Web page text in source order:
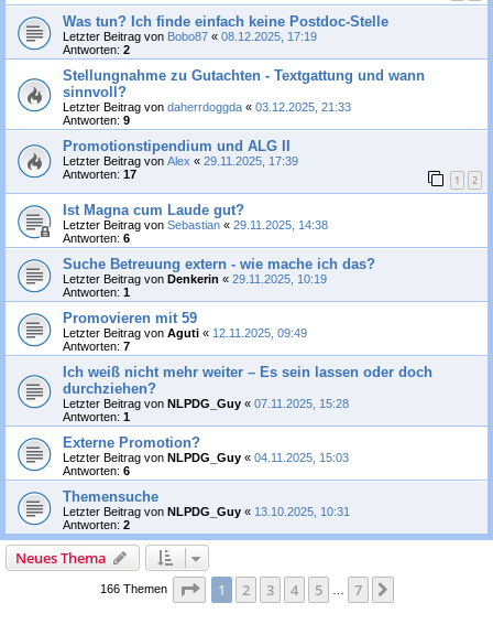
Was tun? Ich finde einfach keine Postdoc-Stelle
Letzter Beitrag von Bobo87 « 08.12.2025, 17:19
Antworten: 2
Stellungnahme zu Gutachten - Textgattung und wann
sinnvoll?
Letzter Beitrag von daherrdoggda « 03.12.2025, 21:33
Antworten: 9
Promotionstipendium und ALG II
Letzter Beitrag von Alex « 29.11.2025, 17:39
Antworten: 17 1 2
Ist Magna cum Laude gut?
Letzter Beitrag von Sebastian « 29.11.2025, 14:38
Antworten: 6
Suche Betreuung extern - wie mache ich das?
Letzter Beitrag von Denkerin « 29.11.2025, 10:19
Antworten: 1
Promovieren mit 59
Letzter Beitrag von Aguti « 12.11.2025, 09:49
Antworten: 7
Ich weiß nicht mehr weiter – Es sein lassen oder doch
durchziehen?
Letzter Beitrag von NLPDG_Guy « 07.11.2025, 15:28
Antworten: 1
Externe Promotion?
Letzter Beitrag von NLPDG_Guy « 04.11.2025, 15:03
Antworten: 6
Themensuche
Letzter Beitrag von NLPDG_Guy « 13.10.2025, 10:31
Antworten: 2
Neues Thema
166 Themen Seite 1von
1 2 3 4 5 7